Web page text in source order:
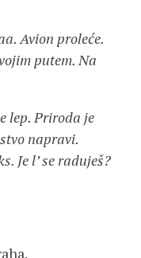
Avion proleće.
putem. Na
lep. Priroda je
napravi.
Je l’ se raduješ?